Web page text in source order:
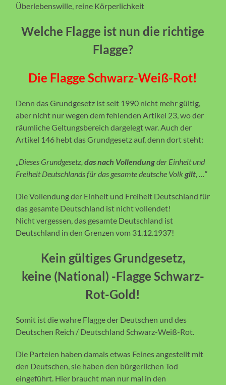
Überlebenswille, reine Körperlichkeit
Welche Flagge ist nun die richtige
Flagge?
Die Flagge Schwarz-Weiß-Rot!
Denn das Grundgesetz ist seit 1990 nicht mehr gültig,
aber nicht nur wegen dem fehlenden Artikel 23, wo der
räumliche Geltungsbereich dargelegt war. Auch der
Artikel 146 hebt das Grundgesetz auf, denn dort steht:
„Dieses Grundgesetz,das nach Vollendungder Einheit und
Freiheit Deutschlands für das gesamte deutsche Volkgilt, …“
Die Vollendung der Einheit und Freiheit Deutschland für
das gesamte Deutschland ist nicht vollendet!
Nicht vergessen, das gesamte Deutschland ist
Deutschland in den Grenzen vom 31.12.1937!
Kein gültiges Grundgesetz,
keine (National) -Flagge Schwarz-
Rot-Gold!
Somit ist die wahre Flagge der Deutschen und des
Deutschen Reich / Deutschland Schwarz-Weiß-Rot.
Die Parteien haben damals etwas Feines angestellt mit
den Deutschen, sie haben den bürgerlichen Tod
eingeführt. Hier braucht man nur mal in den